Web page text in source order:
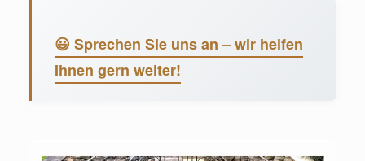
😃 Sprechen Sie uns an – wir helfen
Ihnen gern weiter!